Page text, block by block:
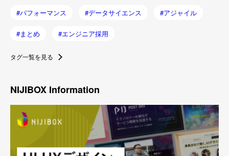
パフォーマンス データサイエンス アジャイル
まとめ エンジニア採用
タグ一覧を見る
NIJIBOX Information